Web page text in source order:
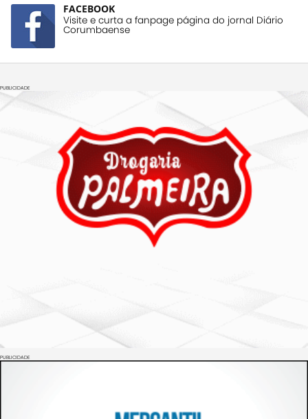
FACEBOOK
Visite e curta a fanpage página do jornal Diário
Corumbaense
PUBLICIDADE
PUBLICIDADE